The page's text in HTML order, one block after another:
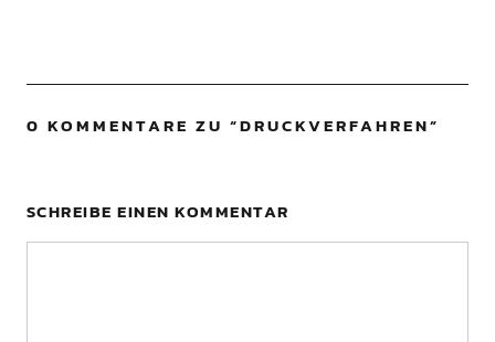
0 KOMMENTARE ZU “DRUCKVERFAHREN”
SCHREIBE EINEN KOMMENTAR